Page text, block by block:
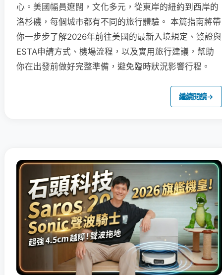
心。美國幅員遼闊，文化多元，從東岸的紐約到西岸的
洛杉磯，每個城市都有不同的旅行體驗。 本篇指南將帶
你一步步了解2026年前往美國的最新入境規定、簽證與
ESTA申請方式、機場流程，以及實用旅行建議，幫助
你在出發前做好完整準備，避免臨時狀況影響行程。
繼續閱讀→